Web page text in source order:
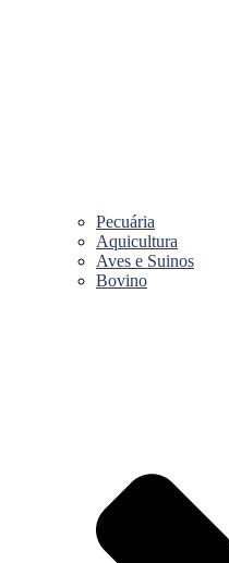
Pecuária
Aquicultura
Aves e Suinos
Bovino